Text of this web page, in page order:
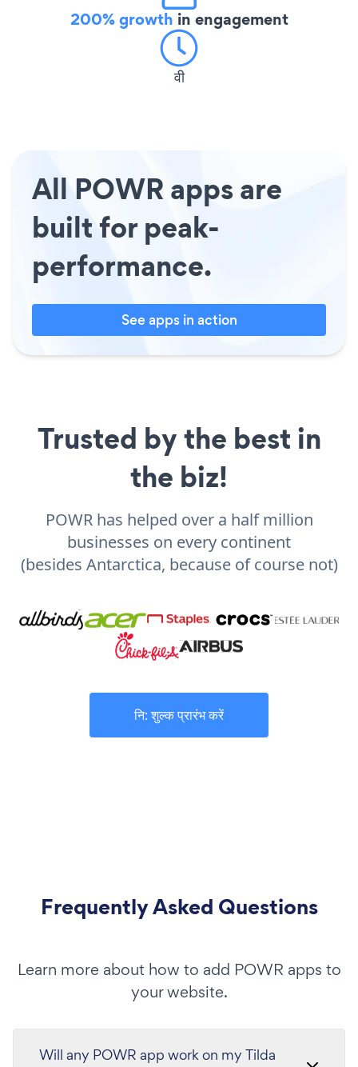
200% growth in engagement
वी
All POWR apps are
built for peak-
performance.
See apps in action
Trusted by the best in
the biz!
POWR has helped over a half million
businesses on every continent
(besides Antarctica, because of course not)
नि: शुल्क प्रारंभ करें
Frequently Asked Questions
Learn more about how to add POWR apps to
your website.
Will any POWR app work on my Tilda